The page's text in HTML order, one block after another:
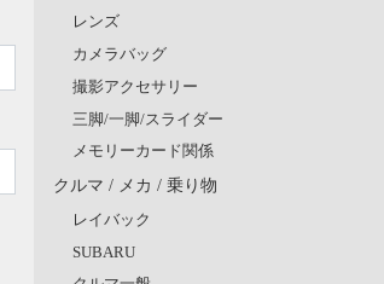
レンズ
カメラバッグ
撮影アクセサリー
三脚/一脚/スライダー
メモリーカード関係
クルマ / メカ / 乗り物
レイバック
SUBARU